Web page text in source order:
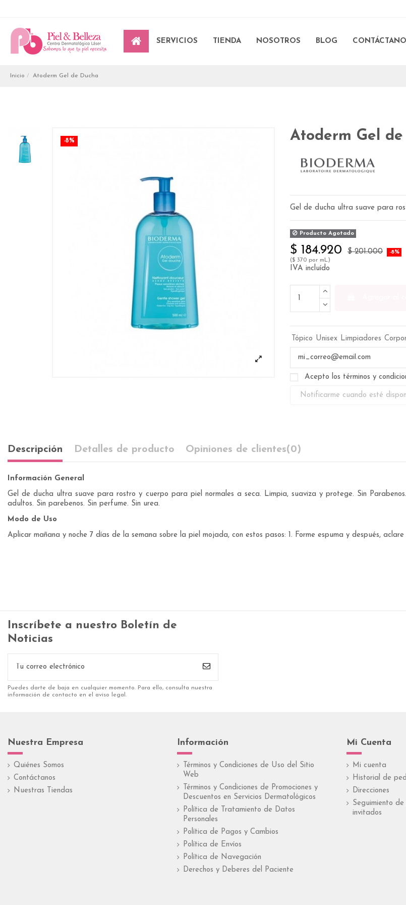
SERVICIOS TIENDA NOSOTROS BLOG
Inicio Atoderm Gel de Ducha
-8% Atoderm Gel
Gel de ducha ultra suave para
Producto Agotado
$ 184.920 $ 201.000 -8%
($ 370 por mL)
IVA incluído
Tópico Unisex Limpiadores
Acepto los términos y
Descripción Detalles de producto Opiniones de clientes(0)
Información General
Gel de ducha ultra suave para rostro y cuerpo para piel normales a seca. Limpia, suaviza y protege. Sin
adultos. Sin parebenos. Sin perfume. Sin urea.
Modo de Uso
Aplicar mañana y noche 7 días de la semana sobre la piel mojada, con estos pasos: 1. Forme espuma y después,
Inscríbete a nuestro Boletín de
Noticias
Puedes darte de baja en cualquier momento. Para ello, consulta nuestra
información de contacto en el aviso legal.
Nuestra Empresa
Quiénes Somos
Contáctanos
Nuestras Tiendas
Información
Términos y Condiciones de Uso del Sitio
Web
Términos y Condiciones de Promociones y
Descuentos en Servicios Dermatológicos
Política de Tratamiento de Datos
Personales
Política de Pagos y Cambios
Política de Envíos
Política de Navegación
Derechos y Deberes del Paciente
Mi Cuenta
Mi cuenta
Historial de
Direcciones
Seguimiento
invitados